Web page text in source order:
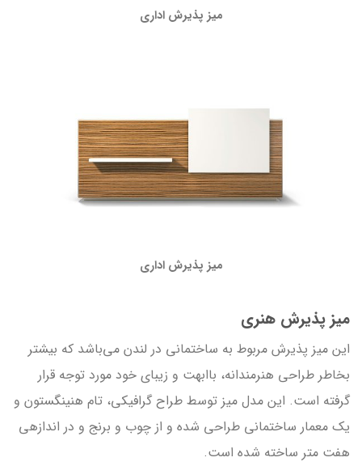
میز پذیرش اداری
میز پذیرش اداری
میز پذیرش هنری
این میز پذیرش مربوط به ساختمانی در لندن می‌باشد که بیشتر
بخاطر طراحی هنرمندانه، باابهت و زیبای خود مورد توجه قرار
گرفته است. این مدل میز توسط طراح گرافیکی، تام هنینگستون و
یک معمار ساختمانی طراحی شده و از چوب و برنج و در اندازه‎ی
هفت متر ساخته شده است.